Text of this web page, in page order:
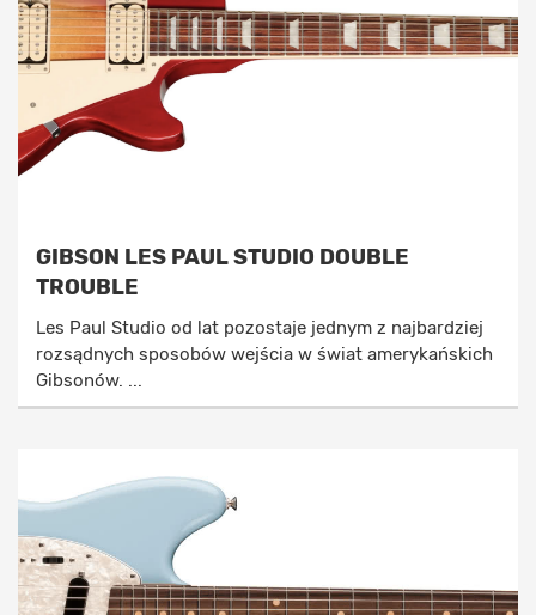
GIBSON LES PAUL STUDIO DOUBLE
TROUBLE
Les Paul Studio od lat pozostaje jednym z najbardziej
rozsądnych sposobów wejścia w świat amerykańskich
Gibsonów. ...